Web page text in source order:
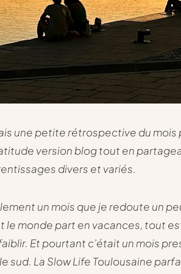
une petite rétrospective du
version blog tout en
divers et variés.
un mois que je redoute un
le monde part en vacances, tout
Et pourtant c’était un mois
sud. La Slow Life Toulousaine